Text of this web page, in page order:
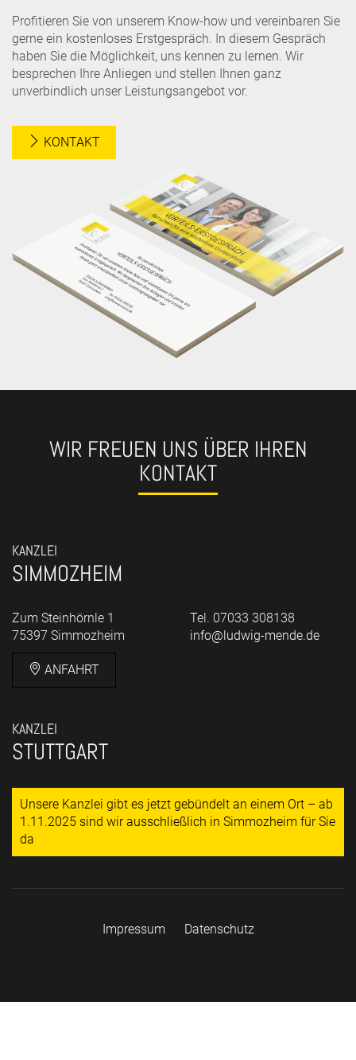
Profitieren Sie von unserem Know-how und vereinbaren Sie
gerne ein kostenloses Erstgespräch. In diesem Gespräch
haben Sie die Möglichkeit, uns kennen zu lernen. Wir
besprechen Ihre Anliegen und stellen Ihnen ganz
unverbindlich unser Leistungsangebot vor.
KONTAKT
WIR FREUEN UNS ÜBER IHREN
KONTAKT
KANZLEI
SIMMOZHEIM
Zum Steinhörnle 1
75397 Simmozheim
ANFAHRT
Tel. 07033 308138
info@ludwig-mende.de
KANZLEI
STUTTGART
Unsere Kanzlei gibt es jetzt gebündelt an einem Ort – ab
1.11.2025 sind wir ausschließlich in Simmozheim für Sie
da
Impressum Datenschutz